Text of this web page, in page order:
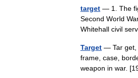
target — 1. The
Second World
Whitehall civil
Target — Tar get,
frame, case,
weapon in war.